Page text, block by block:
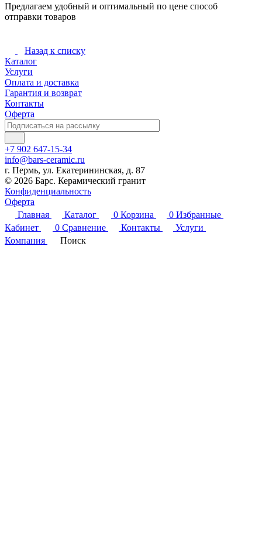
Предлагаем удобный и оптимальный по цене способ
отправки товаров
Назад к списку
Каталог
Услуги
Оплата и доставка
Гарантия и возврат
Контакты
Оферта
+7 902 647-15-34
info@bars-ceramic.ru
г. Пермь, ул. Екатерининская, д. 87
© 2026 Барс. Керамический гранит
Конфиденциальность
Оферта
Главная
Каталог 0 Корзина 0 Избранные
Кабинет
0 Сравнение Контакты
Услуги
Компания
Поиск